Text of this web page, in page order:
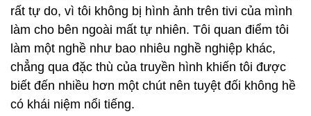
rất tự do, vì tôi không bị hình ảnh trên tivi của mình
làm cho bên ngoài mất tự nhiên. Tôi quan điểm tôi
làm một nghề như bao nhiêu nghề nghiệp khác,
chẳng qua đặc thù của truyền hình khiến tôi được
biết đến nhiều hơn một chút nên tuyệt đối không hề
có khái niệm nổi tiếng.